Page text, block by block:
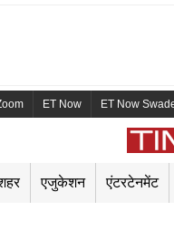
ET Now ET Now
एजुकेशन एंटरटेनमेंट